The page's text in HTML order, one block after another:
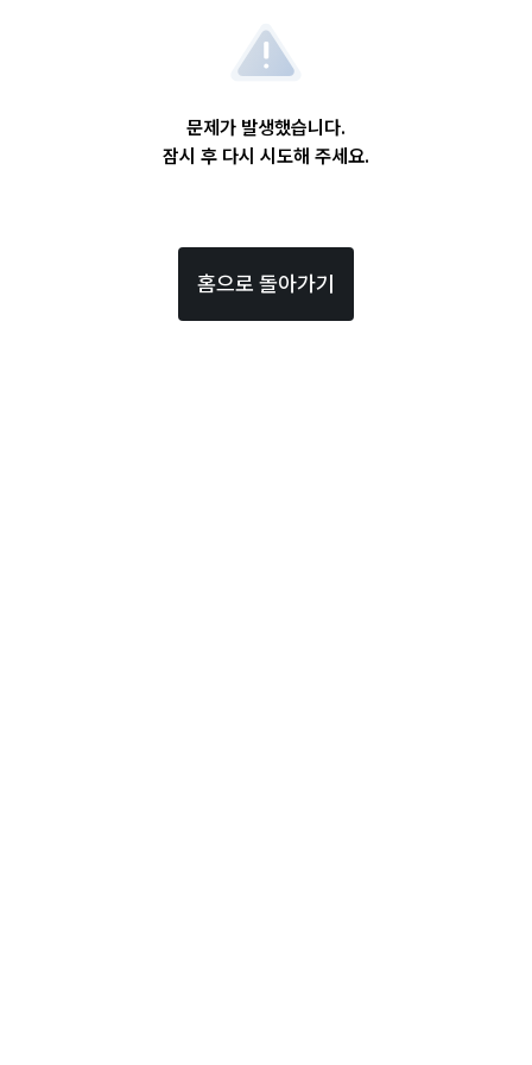
문제가 발생했습니다.
잠시 후 다시 시도해 주세요.
홈으로 돌아가기